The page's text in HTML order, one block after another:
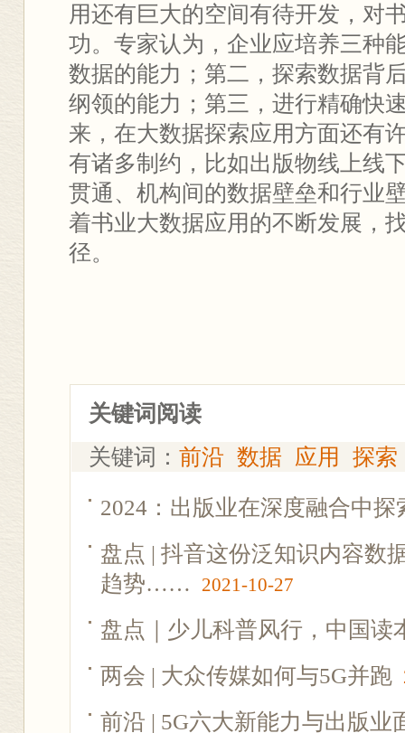
用还有巨大的空间有待开发，对
功。专家认为，企业应培养三种
数据的能力；第二，探索数据背
纲领的能力；第三，进行精确快
来，在大数据探索应用方面还有
有诸多制约，比如出版物线上线
贯通、机构间的数据壁垒和行业
着书业大数据应用的不断发展，
径。
关键词阅读
关键词： 前沿 数据 应用 探索
2024：出版业在深度融合中探
盘点 | 抖音这份泛知识内容数
趋势……
2021-10-27
盘点｜少儿科普风行，中国读
两会 | 大众传媒如何与5G并跑
前沿 | 5G六大新能力与出版业